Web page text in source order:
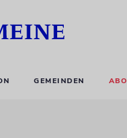
GEMEINDEN ABO